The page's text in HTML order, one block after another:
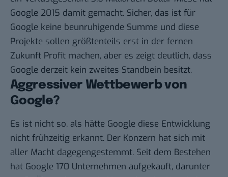
Google 2015 damit gemacht. Sicher, das ist für
Google keine beunruhigende Summe und diese
Projekte sollen größtenteils erst in der fernen
Zukunft Profit machen, aber es zeigt deutlich, dass
Google derzeit kein zweites Standbein besitzt.
Aggressiver Wettbewerb von
Google?
Es ist nicht so, als hätte Google diese Entwicklung
nicht frühzeitig erkannt. Der Konzern hat sich mit
aller Macht dagegengestemmt. Seit dem Bestehen
hat Google 170 Unternehmen aufgekauft, darunter